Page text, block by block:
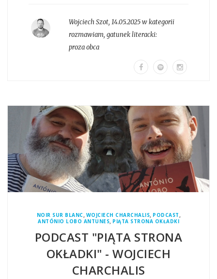
Wojciech Szot, 14.05.2025 w kategorii
rozmawiam, gatunek literacki:
proza obca
NOIR SUR BLANC, WOJCIECH CHARCHALIS, PODCAST ,
ANTÓNIO LOBO ANTUNES, PIĄTA STRONA OKŁADKI
PODCAST "PIĄTA STRONA
OKŁADKI" - WOJCIECH
CHARCHALIS